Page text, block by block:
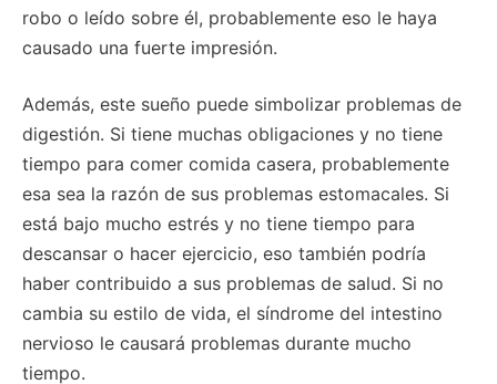
robo o leído sobre él, probablemente eso le haya
causado una fuerte impresión.
Además, este sueño puede simbolizar problemas de
digestión. Si tiene muchas obligaciones y no tiene
tiempo para comer comida casera, probablemente
esa sea la razón de sus problemas estomacales. Si
está bajo mucho estrés y no tiene tiempo para
descansar o hacer ejercicio, eso también podría
haber contribuido a sus problemas de salud. Si no
cambia su estilo de vida, el síndrome del intestino
nervioso le causará problemas durante mucho
tiempo.